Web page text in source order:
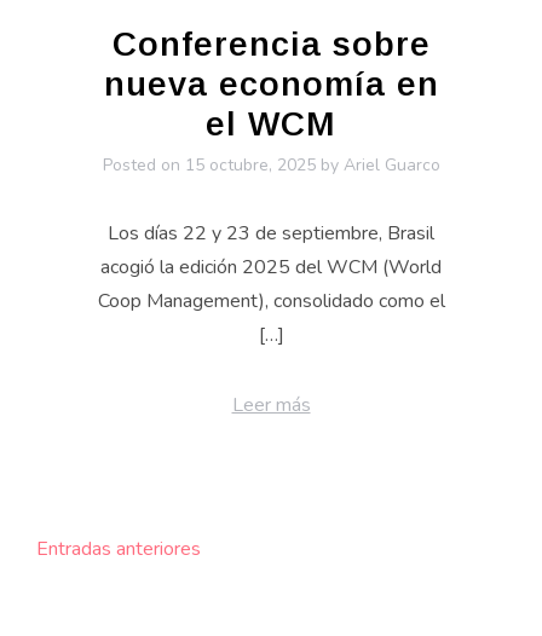
Conferencia sobre
nueva economía en
el WCM
Posted on 15 octubre, 2025by Ariel Guarco
Los días 22 y 23 de septiembre, Brasil
acogió la edición 2025 del WCM (World
Coop Management), consolidado como el
[…]
Leer más
Navegación
Entradas anteriores